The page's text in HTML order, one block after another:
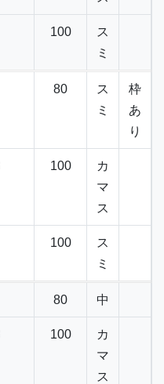
100
ス
ミ
80
ス
ミ
枠
あ
り
100
カ
マ
ス
100
ス
ミ
80 中
100
カ
マ
ス